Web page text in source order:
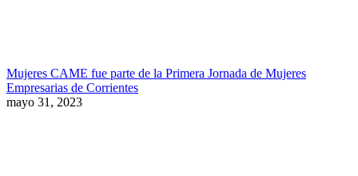
Mujeres CAME fue parte de la Primera Jornada de Mujeres
Empresarias de Corrientes
mayo 31, 2023